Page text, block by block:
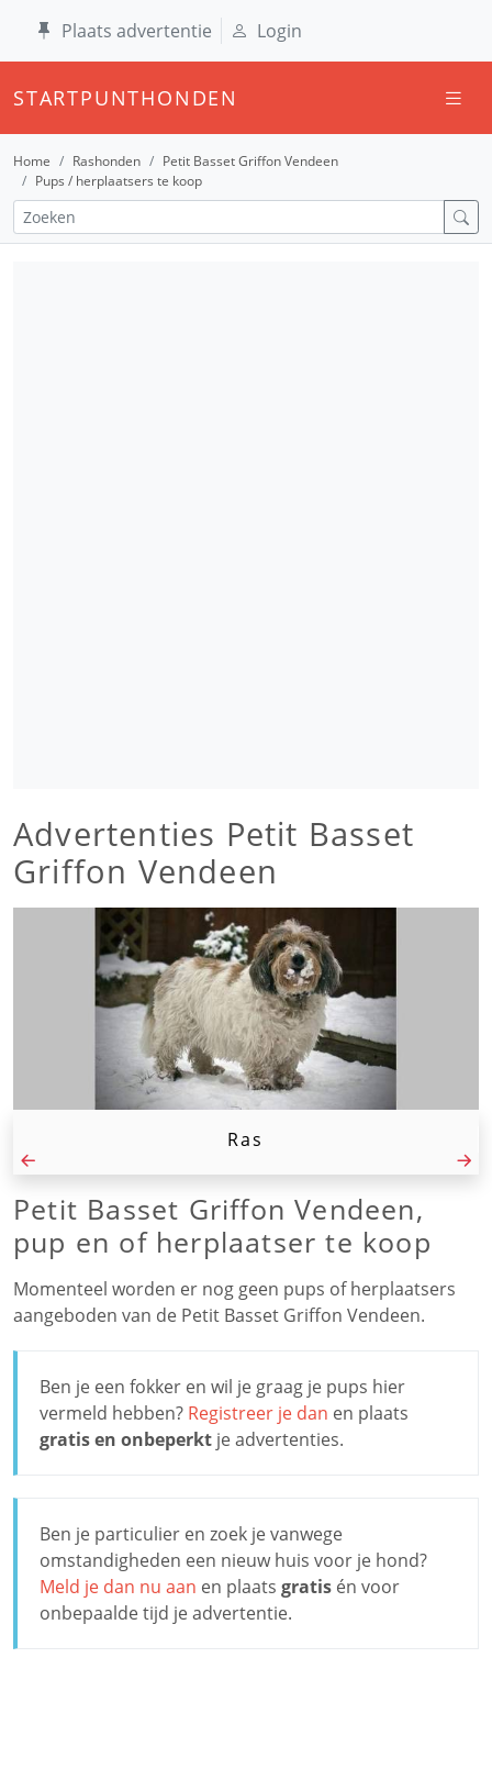
Plaats advertentie Login
STARTPUNTHONDEN
Home Rashonden
Petit Basset Griffon Vendeen
Pups / herplaatsers te koop
Advertenties Petit Basset
Griffon Vendeen
Ras
Petit Basset Griffon Vendeen,
pup en of herplaatser te koop
Momenteel worden er nog geen pups of herplaatsers
aangeboden van de Petit Basset Griffon Vendeen.
Ben je een fokker en wil je graag je pups hier
vermeld hebben? Registreer je dan en plaats
gratis en onbeperkt je advertenties.
Ben je particulier en zoek je vanwege
omstandigheden een nieuw huis voor je hond?
Meld je dan nu aan en plaats gratis én voor
onbepaalde tijd je advertentie.